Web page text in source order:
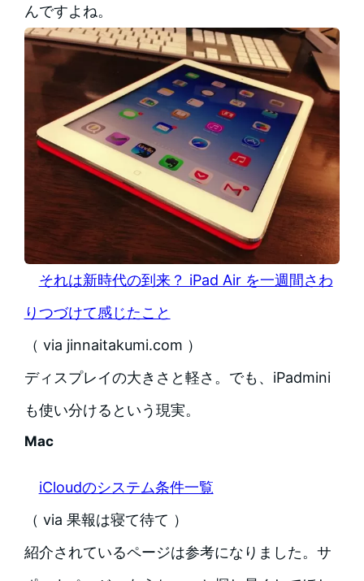
んですよね。
それは新時代の到来？ iPad Air を一週間さわ
りつづけて感じたこと
（ via jinnaitakumi.com ）
ディスプレイの大きさと軽さ。でも、iPadmini
も使い分けるという現実。
Mac
iCloudのシステム条件一覧
（ via 果報は寝て待て ）
紹介されているページは参考になりました。サ